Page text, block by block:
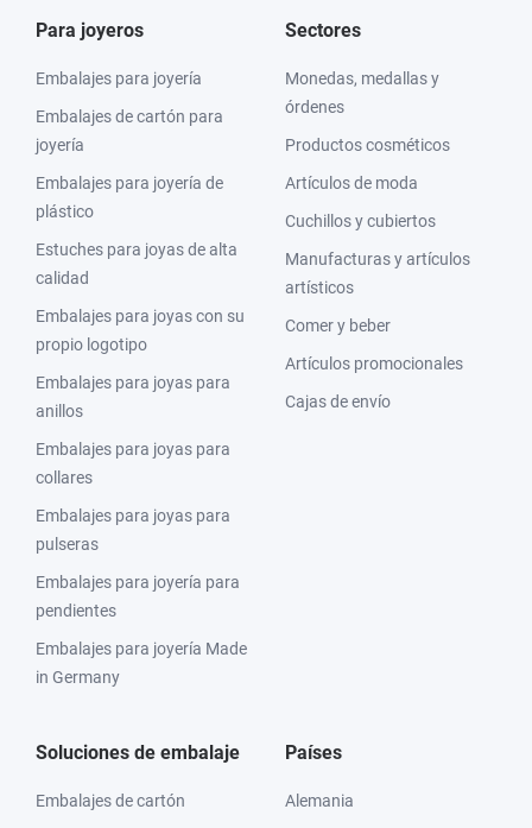
Para joyeros
Embalajes para joyería
Embalajes de cartón para
joyería
Embalajes para joyería de
plástico
Estuches para joyas de alta
calidad
Embalajes para joyas con su
propio logotipo
Embalajes para joyas para
anillos
Embalajes para joyas para
collares
Embalajes para joyas para
pulseras
Embalajes para joyería para
pendientes
Embalajes para joyería Made
in Germany
Sectores
Monedas, medallas y
órdenes
Productos cosméticos
Artículos de moda
Cuchillos y cubiertos
Manufacturas y artículos
artísticos
Comer y beber
Artículos promocionales
Cajas de envío
Soluciones de embalaje
Embalajes de cartón
Países
Alemania